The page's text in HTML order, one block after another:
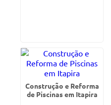
Construção e Reforma
de Piscinas em Itapira